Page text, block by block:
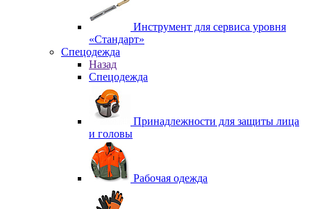
Инструмент для сервиса уровня
«Стандарт»
Спецодежда
Назад
Спецодежда
Принадлежности для защиты лица
и головы
Рабочая одежда